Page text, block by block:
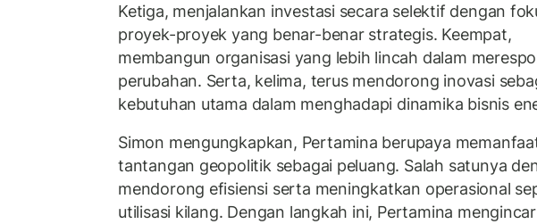
Ketiga, menjalankan investasi secara selektif dengan
proyek-proyek yang benar-benar strategis. Keempat,
membangun organisasi yang lebih lincah dalam
perubahan. Serta, kelima, terus mendorong inovasi
kebutuhan utama dalam menghadapi dinamika bisnis
Simon mengungkapkan, Pertamina berupaya
tantangan geopolitik sebagai peluang. Salah satunya
mendorong efisiensi serta meningkatkan operasional
utilisasi kilang. Dengan langkah ini, Pertamina mengincar